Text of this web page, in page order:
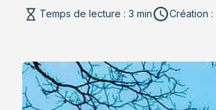
Temps de lecture : 3 min Création